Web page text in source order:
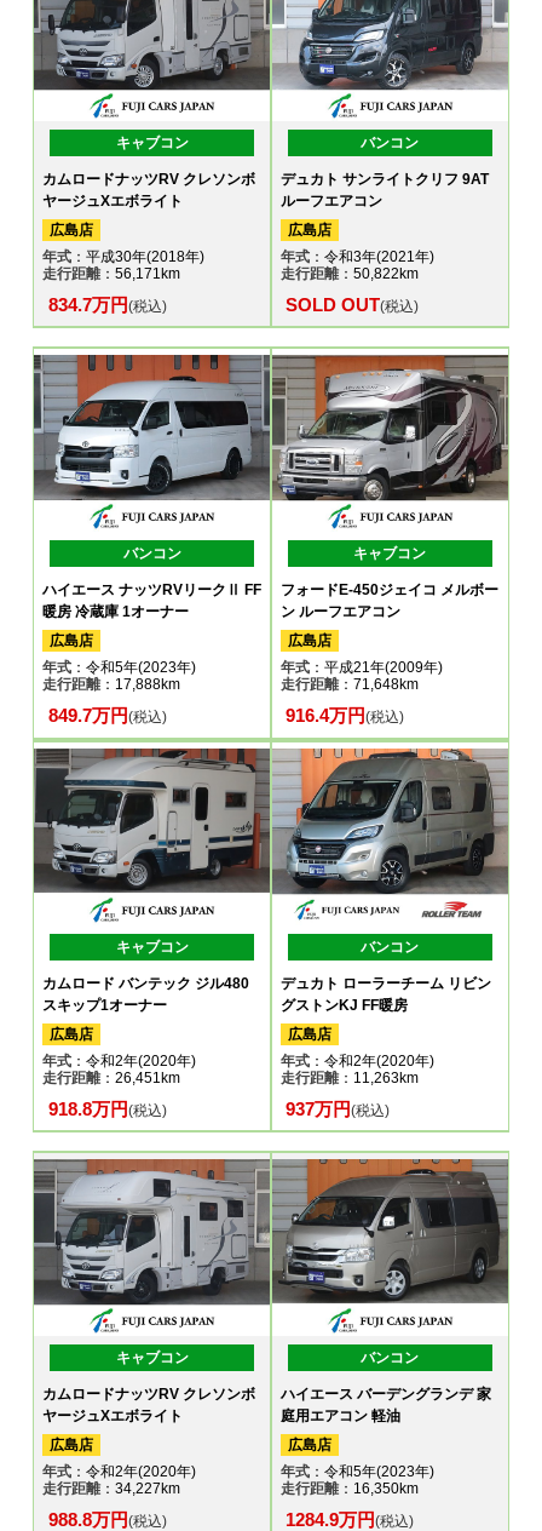
キャブコン
カムロードナッツRV クレソンボ
ヤージュXエボライト
広島店
年式 ：平成30年(2018年)
走行距離：56,171km
834.7万円(税込)
バンコン
デュカト サンライトクリフ 9AT
ルーフエアコン
広島店
年式：令和3年(2021年)
走行距離：50,822km
SOLD OUT(税込)
バンコン
ハイエース ナッツRVリークⅡ FF
暖房 冷蔵庫 1オーナー
広島店
年式 ：令和5年(2023年)
走行距離：17,888km
849.7万円(税込)
キャブコン
フォードE-450ジェイコ メルボー
ン ルーフエアコン
広島店
年式：平成21年(2009年)
走行距離：71,648km
916.4万円(税込)
キャブコン
カムロード バンテック ジル480
スキップ1オーナー
広島店
年式 ：令和2年(2020年)
走行距離：26,451km
918.8万円(税込)
バンコン
デュカト ローラーチーム リビン
グストンKJ FF暖房
広島店
年式：令和2年(2020年)
走行距離：11,263km
937万円(税込)
キャブコン
カムロードナッツRV クレソンボ
ヤージュXエボライト
広島店
年式 ：令和2年(2020年)
走行距離：34,227km
988.8万円(税込)
バンコン
ハイエース バーデングランデ 家
庭用エアコン 軽油
広島店
年式：令和5年(2023年)
走行距離：16,350km
1284.9万円(税込)